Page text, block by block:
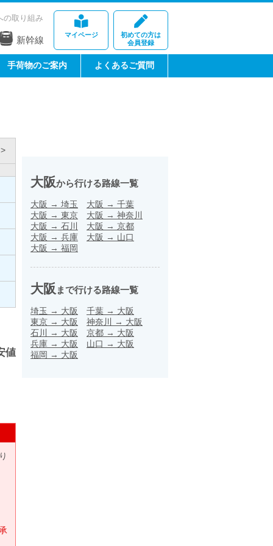
マイページ
初めての方は
会員登録
の取り組み
新幹線
手荷物のご案内 よくあるご質問
値
大阪から行ける路線一覧
大阪 → 埼玉 大阪 → 千葉
大阪 → 東京 大阪 → 神奈川
大阪 → 石川 大阪 → 京都
大阪 → 兵庫 大阪 → 山口
大阪 → 福岡
大阪 まで行ける路線一覧
埼玉 → 大阪 千葉 → 大阪
東京 → 大阪 神奈川 → 大阪
石川
→ 大阪 京都 → 大阪
兵庫 → 大阪 山口 → 大阪
福岡 → 大阪